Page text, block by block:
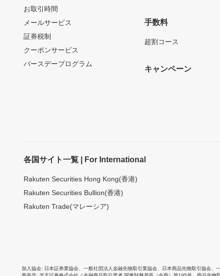
お取引時間
メールサービス
証券税制
クーポンサービス
バースデープログラム
手数料
超割コース
キャンペーン
各国サイト一覧 | For International
Rakuten Securities Hong Kong(香港)
Rakuten Securities Bullion(香港)
Rakuten Trade(マレーシア)
加入協会 日本証券業協会 一般社団法人金融先物取引業協会 日本商品先物取引協会